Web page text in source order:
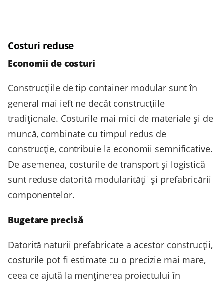
Costuri reduse
Economii de costuri
Construcțiile de tip container modular sunt în
general mai ieftine decât construcțiile
tradiționale. Costurile mai mici de materiale și de
muncă, combinate cu timpul redus de
construcție, contribuie la economii semnificative.
De asemenea, costurile de transport și logistică
sunt reduse datorită modularității și prefabricării
componentelor.
Bugetare precisă
Datorită naturii prefabricate a acestor construcții,
costurile pot fi estimate cu o precizie mai mare,
ceea ce ajută la menținerea proiectului în